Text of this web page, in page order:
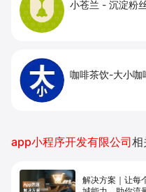
小苍兰 - 沉淀粉
咖啡茶饮-大小咖
app小程序开发有限公司相
解决方案｜让每